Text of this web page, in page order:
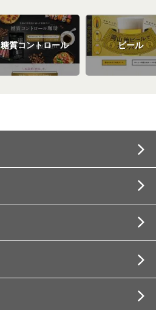
糖質コントロール ビール